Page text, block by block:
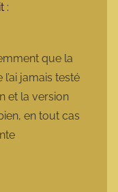
:
que la
jamais testé
et la version
en tout cas